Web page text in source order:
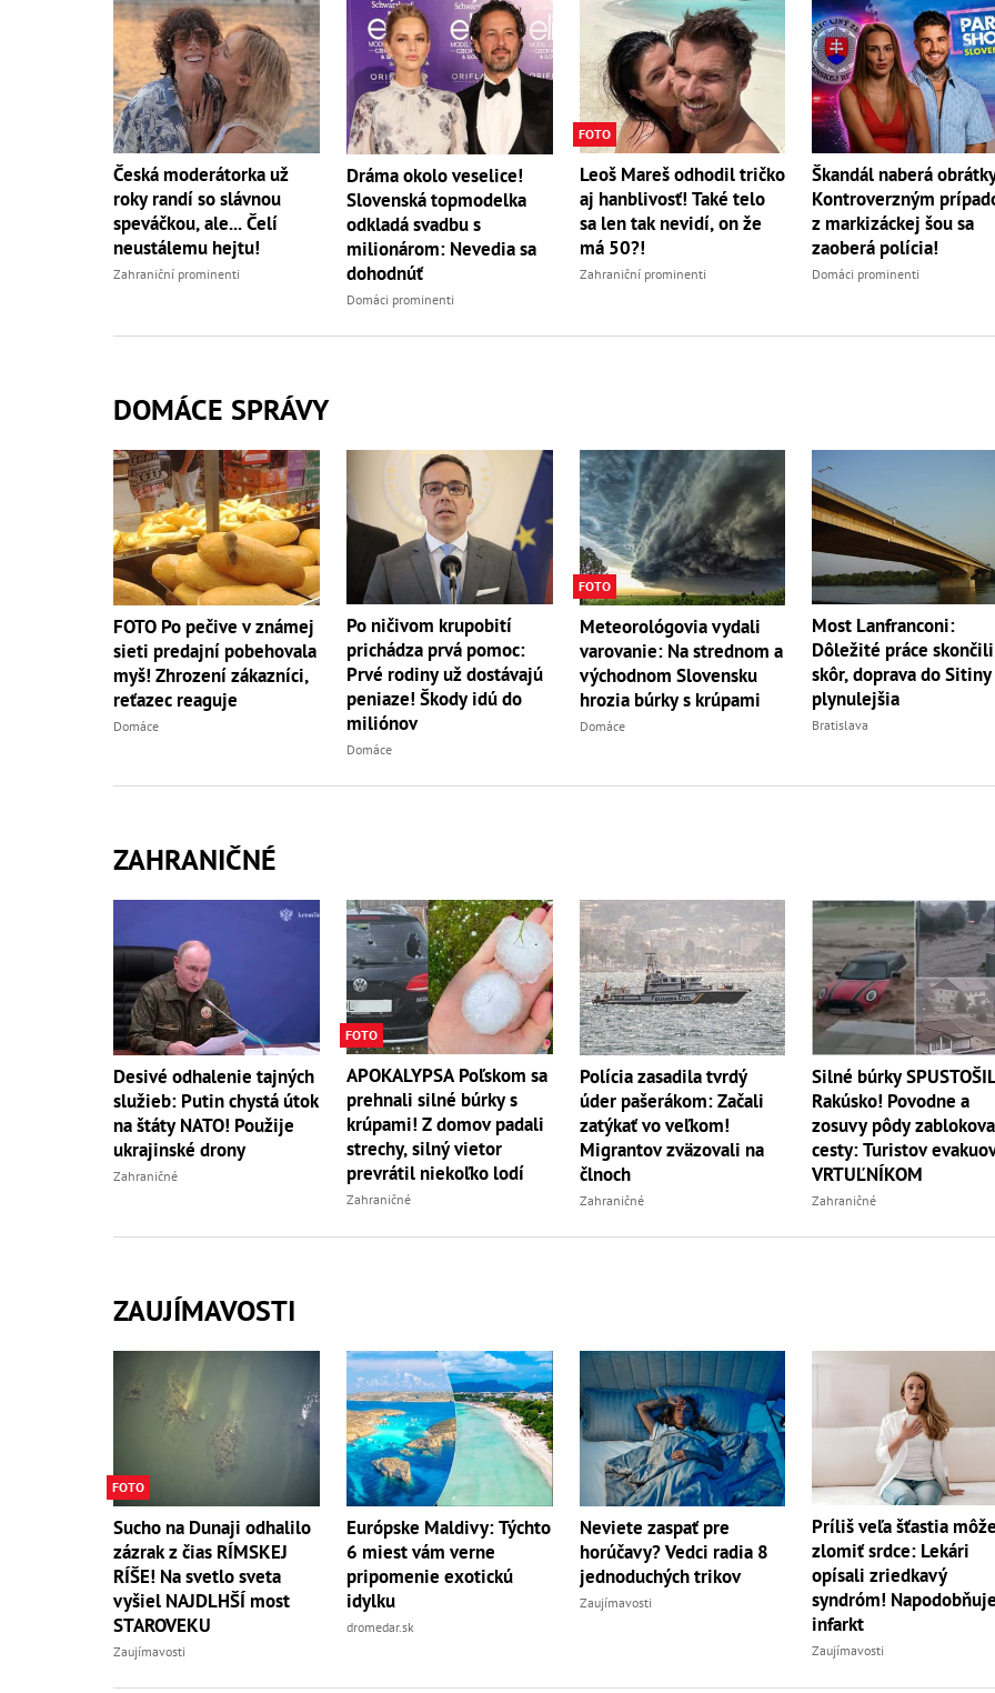
Česká moderátorka už
roky randí so slávnou
speváčkou, ale... Čelí
neustálemu hejtu!
Zahraniční prominenti
Dráma okolo veselice!
Slovenská topmodelka
odkladá svadbu s
milionárom: Nevedia sa
dohodnúť
Domáci prominenti
FOTO
Leoš Mareš odhodil tričko
aj hanblivosť! Také telo
sa len tak nevidí, on že
má 50?!
Zahraniční prominenti
Škandál naberá
Kontroverzným
z markizáckej šou sa
zaoberá polícia!
Domáci prominenti
DOMÁCE SPRÁVY
FOTO Po pečive v známej
sieti predajní pobehovala
myš! Zhrození zákazníci,
reťazec reaguje
Domáce
Po ničivom krupobití
prichádza prvá pomoc:
Prvé rodiny už dostávajú
peniaze! Škody idú do
miliónov
Domáce
FOTO
Meteorológovia vydali
varovanie: Na strednom a
východnom Slovensku
hrozia búrky s krúpami
Domáce
Most Lanfranconi:
Dôležité práce skončili
skôr, doprava do
plynulejšia
Bratislava
ZAHRANIČNÉ
Desivé odhalenie tajných
služieb: Putin chystá útok
na štáty NATO! Použije
ukrajinské drony
Zahraničné
FOTO
APOKALYPSA Poľskom sa
prehnali silné búrky s
krúpami! Z domov padali
strechy, silný vietor
prevrátil niekoľko lodí
Zahraničné
Polícia zasadila tvrdý
úder pašerákom: Začali
zatýkať vo veľkom!
Migrantov zväzovali na
člnoch
Zahraničné
Silné búrky
Rakúsko! Povodne a
zosuvy pôdy
cesty: Turistov
VRTUĽNÍKOM
Zahraničné
ZAUJÍMAVOSTI
FOTO
Sucho na Dunaji odhalilo
zázrak z čias RÍMSKEJ
RÍŠE! Na svetlo sveta
vyšiel NAJDLHŠÍ most
STAROVEKU
Zaujímavosti
Európske Maldivy: Týchto
6 miest vám verne
pripomenie exotickú
idylku
dromedar.sk
Neviete zaspať pre
horúčavy? Vedci radia 8
jednoduchých trikov
Zaujímavosti
Príliš veľa šťastia
zlomiť srdce: Lekári
opísali zriedkavý
syndróm!
infarkt
Zaujímavosti